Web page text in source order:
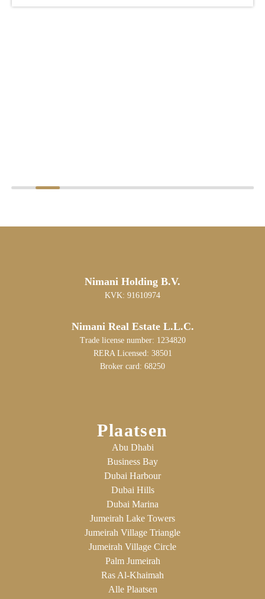
Nimani Holding B.V.
KVK: 91610974
Nimani Real Estate L.L.C.
Trade license number: 1234820
RERA Licensed: 38501
Broker card: 68250
Plaatsen
Abu Dhabi
Business Bay
Dubai Harbour
Dubai Hills
Dubai Marina
Jumeirah Lake Towers
Jumeirah Village Triangle
Jumeirah Village Circle
Palm Jumeirah
Ras Al-Khaimah
Alle Plaatsen